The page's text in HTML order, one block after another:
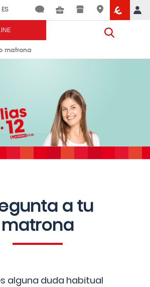
matrona
a tu
matrona
alguna duda habitual